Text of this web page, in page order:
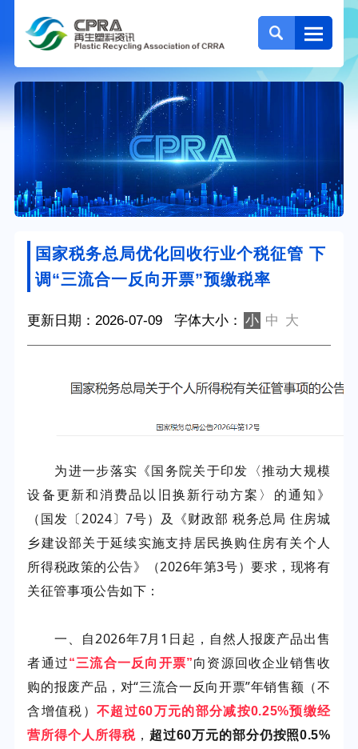
国家税务总局优化回收行业个税征管 下
调“三流合一反向开票”预缴税率
更新日期：2026-07-09 字体大小： 小 中 大
为进一步落实《国务院关于印发〈推动大规模
设备更新和消费品以旧换新行动方案〉的通知》
（国发〔2024〕7号）及《财政部 税务总局 住房城
乡建设部关于延续实施支持居民换购住房有关个人
所得税政策的公告》（2026年第3号）要求，现将有
关征管事项公告如下：
一、自2026年7月1日起，自然人报废产品出售
者通过“三流合一反向开票”向资源回收企业销售收
购的报废产品，对“三流合一反向开票”年销售额（不
含增值税）
不超过60万元的部分减按0.25%预缴经
营所得个人所得税， 超过60万元的部分仍按照0.5%